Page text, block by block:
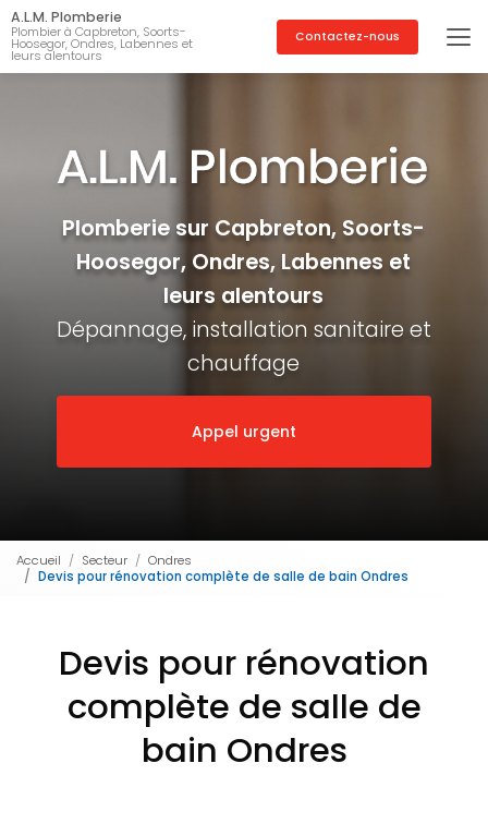
Aller
au
contenu
principal
A.L.M. Plomberie
Plombier à Capbreton, Soorts-
Hoosegor, Ondres, Labennes et
leurs alentours
Contactez-nous
Plomberie sur Capbreton, Soorts-
Hoosegor, Ondres, Labennes et
leurs alentours
Dépannage, installation sanitaire et
chauffage
Appel urgent
Accueil Secteur
Ondres
Devis pour rénovation complète de salle de bain Ondres
Devis pour rénovation
complète de salle de
bain Ondres